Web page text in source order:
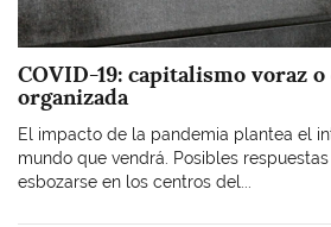
COVID-19: capitalismo voraz
organizada
El impacto de la pandemia plantea el
mundo que vendrá. Posibles
esbozarse en los centros del...